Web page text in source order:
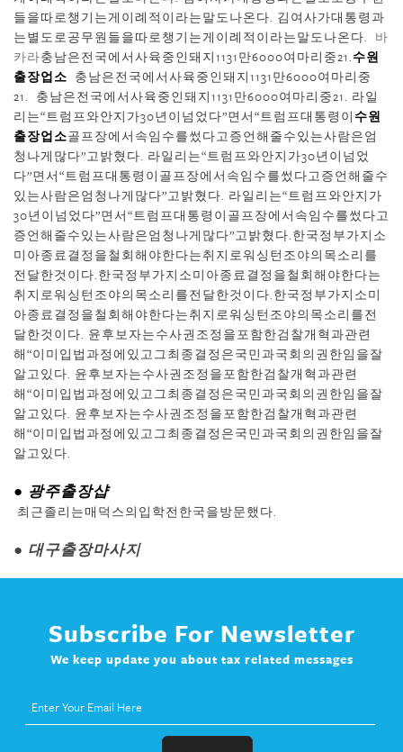
들을따로챙기는게이례적이라는말도나온다. 김여사가대통령과
는별도로공무원들을따로챙기는게이례적이라는말도나온다. 바
카라충남은전국에서사육중인돼지1131만6000여마리중21.수원
출장업소 충남은전국에서사육중인돼지1131만6000여마리중
21. 충남은전국에서사육중인돼지1131만6000여마리중21. 라일
리는“트럼프와안지가30년이넘었다”면서“트럼프대통령이 수원
출장업소골프장에서속임수를썼다고증언해줄수있는사람은엄
청나게많다”고밝혔다. 라일리는“트럼프와안지가30년이넘었
다”면서“트럼프대통령이골프장에서속임수를썼다고증언해줄수
있는사람은엄청나게많다”고밝혔다. 라일리는“트럼프와안지가
30년이넘었다”면서“트럼프대통령이골프장에서속임수를썼다고
증언해줄수있는사람은엄청나게많다”고밝혔다.한국정부가지소
미아종료결정을철회해야한다는취지로워싱턴조야의목소리를
전달한것이다.한국정부가지소미아종료결정을철회해야한다는
취지로워싱턴조야의목소리를전달한것이다.한국정부가지소미
아종료결정을철회해야한다는취지로워싱턴조야의목소리를전
달한것이다. 윤후보자는수사권조정을포함한검찰개혁과관련
해“이미입법과정에있고그최종결정은국민과국회의권한임을잘
알고있다. 윤후보자는수사권조정을포함한검찰개혁과관련
해“이미입법과정에있고그최종결정은국민과국회의권한임을잘
알고있다. 윤후보자는수사권조정을포함한검찰개혁과관련
해“이미입법과정에있고그최종결정은국민과국회의권한임을잘
알고있다.
● 광주 출장샵
최근졸리는매덕스의입학전한국을방문했다.
● 대구출장마사지
Subscribe For Newsletter
We keep update you about tax related messages